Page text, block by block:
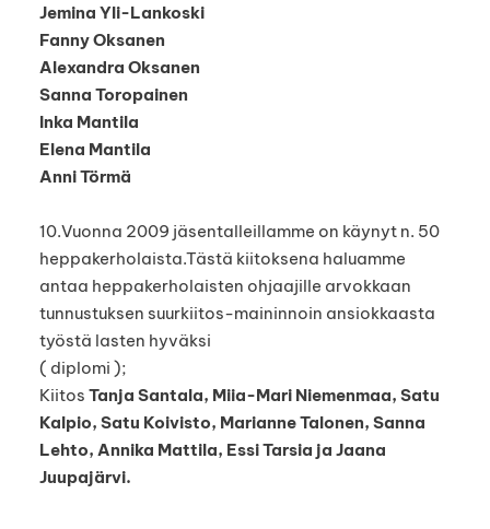
Jemina Yli-Lankoski
Fanny Oksanen
Alexandra Oksanen
Sanna Toropainen
Inka Mantila
Elena Mantila
Anni Törmä
10.Vuonna 2009 jäsentalleillamme on käynyt n. 50
heppakerholaista.Tästä kiitoksena haluamme
antaa heppakerholaisten ohjaajille arvokkaan
tunnustuksen suurkiitos-maininnoin ansiokkaasta
työstä lasten hyväksi
( diplomi );
Kiitos Tanja Santala, Miia-Mari Niemenmaa, Satu
Kalpio, Satu Koivisto, Marianne Talonen, Sanna
Lehto, Annika Mattila, Essi Tarsia ja Jaana
Juupajärvi.